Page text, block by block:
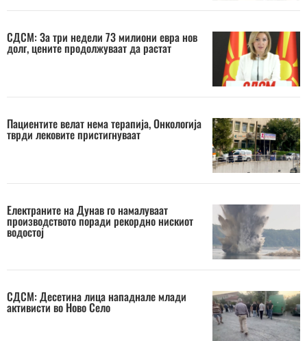
СДСМ: За три недели 73 милиони евра нов
долг, цените продолжуваат да растат
Пациентите велат нема терапија, Онкологија
тврди лековите пристигнуваат
Електраните на Дунав го намалуваат
производството поради рекордно нискиот
водостој
СДСМ: Десетина лица нападнале млади
активисти во Ново Село